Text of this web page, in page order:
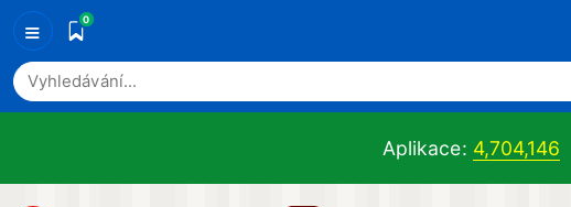
≡ 0
Aplikace: 4,704,146